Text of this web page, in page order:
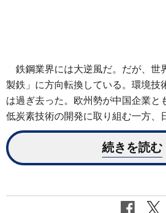
鉄鋼業界には大逆風だ。だが、世
製鉄」に方向転換している。環境技
は過ぎ去った。欧州勢が中国企業と
低炭素技術の開発に取り組む一方、
続きを読む